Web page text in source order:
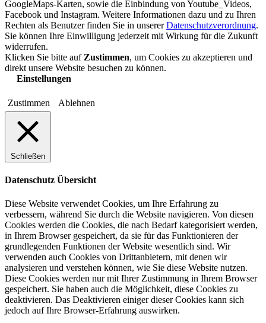
GoogleMaps-Karten, sowie die Einbindung von Youtube_Videos,
Facebook und Instagram. Weitere Informationen dazu und zu Ihren
Rechten als Benutzer finden Sie in unsererDatenschutzverordnung.
Sie können Ihre Einwilligung jederzeit mit Wirkung für die Zukunft
widerrufen.
Klicken Sie bitte auf Zustimmen, um Cookies zu akzeptieren und
direkt unsere Website besuchen zu können.
Einstellungen
Zustimmen Ablehnen
Schließen
Datenschutz Übersicht
Diese Website verwendet Cookies, um Ihre Erfahrung zu
verbessern, während Sie durch die Website navigieren. Von diesen
Cookies werden die Cookies, die nach Bedarf kategorisiert werden,
in Ihrem Browser gespeichert, da sie für das Funktionieren der
grundlegenden Funktionen der Website wesentlich sind. Wir
verwenden auch Cookies von Drittanbietern, mit denen wir
analysieren und verstehen können, wie Sie diese Website nutzen.
Diese Cookies werden nur mit Ihrer Zustimmung in Ihrem Browser
gespeichert. Sie haben auch die Möglichkeit, diese Cookies zu
deaktivieren. Das Deaktivieren einiger dieser Cookies kann sich
jedoch auf Ihre Browser-Erfahrung auswirken.